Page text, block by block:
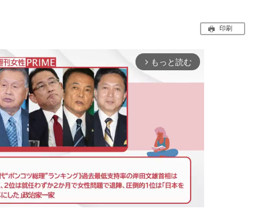
印刷
arrow_forward_ios もっと読む